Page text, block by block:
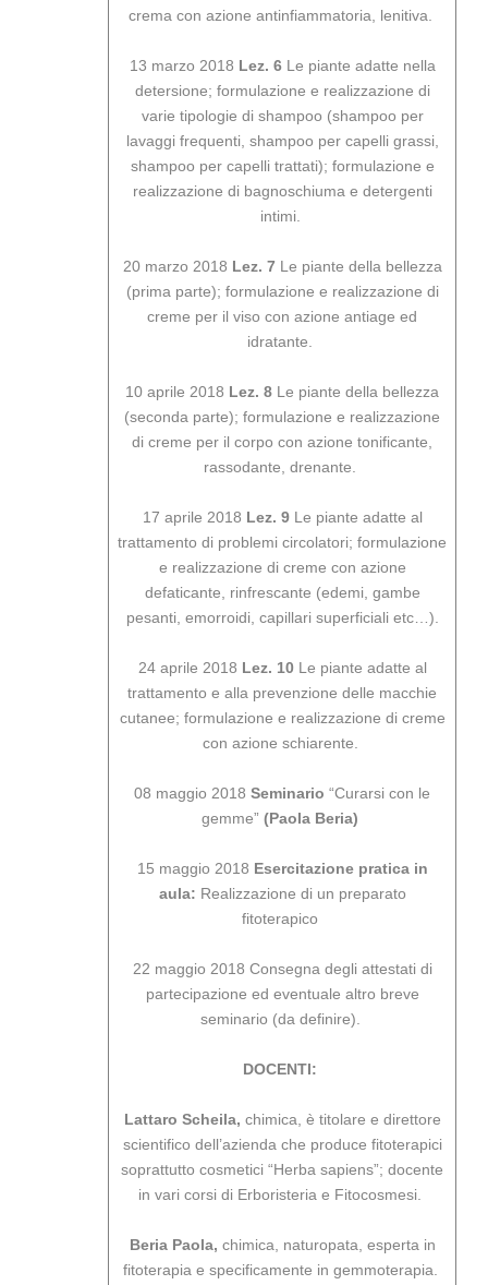
crema con azione antinfiammatoria, lenitiva.
13 marzo 2018 Lez. 6Le piante adatte nella
detersione; formulazione e realizzazione di
varie tipologie di shampoo (shampoo per
lavaggi frequenti, shampoo per capelli grassi,
shampoo per capelli trattati); formulazione e
realizzazione di bagnoschiuma e detergenti
intimi.
20 marzo 2018 Lez. 7 Le piante della bellezza
(prima parte); formulazione e realizzazione di
creme per il viso con azione antiage ed
idratante.
10 aprile 2018 Lez. 8 Le piante della bellezza
(seconda parte); formulazione e realizzazione
di creme per il corpo con azione tonificante,
rassodante, drenante.
17 aprile 2018 Lez. 9 Le piante adatte al
trattamento di problemi circolatori; formulazione
e realizzazione di creme con azione
defaticante, rinfrescante (edemi, gambe
pesanti, emorroidi, capillari superficiali etc…).
24 aprile 2018 Lez. 10Le piante adatte al
trattamento e alla prevenzione delle macchie
cutanee; formulazione e realizzazione di creme
con azione schiarente.
08 maggio 2018 Seminario “Curarsi con le
gemme” (Paola Beria)
15 maggio 2018 Esercitazione pratica in
aula: Realizzazione di un preparato
fitoterapico
22 maggio 2018 Consegna degli attestati di
partecipazione ed eventuale altro breve
seminario (da definire).
DOCENTI:
Lattaro Scheila, chimica, è titolare e direttore
scientifico dell’azienda che produce fitoterapici
soprattutto cosmetici “Herba sapiens”; docente
in vari corsi di Erboristeria e Fitocosmesi.
Beria Paola, chimica, naturopata, esperta in
fitoterapia e specificamente in gemmoterapia.